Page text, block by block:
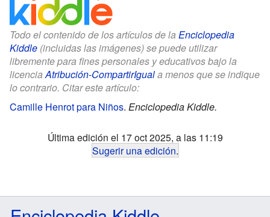
Todo el contenido de los artículos de la Enciclopedia
Kiddle (incluidas las imágenes) se puede utilizar
libremente para fines personales y educativos bajo la
licenciaAtribución-CompartirIguala menos que se indique
lo contrario. Citar este artículo:
Camille Henrot para Niños. Enciclopedia Kiddle.
Última edición el 17 oct 2025, a las 11:19
Sugerir una edición.